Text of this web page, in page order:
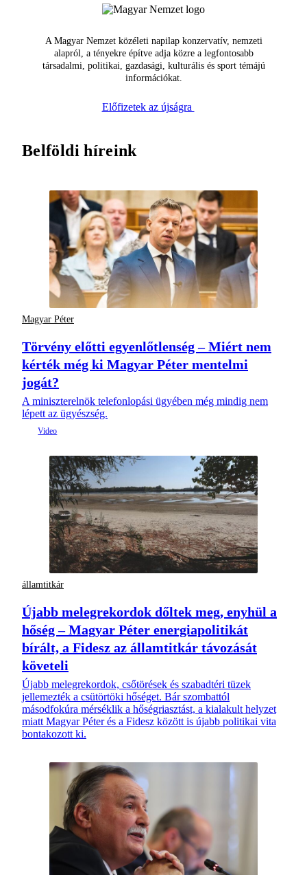
A Magyar Nemzet közéleti napilap konzervatív, nemzeti
alapról, a tényekre építve adja közre a legfontosabb
társadalmi, politikai, gazdasági, kulturális és sport témájú
információkat.
Előfizetek az újságra
Belföldi híreink
Magyar Péter
Törvény előtti egyenlőtlenség – Miért nem
kérték még ki Magyar Péter mentelmi
jogát?
A miniszterelnök telefonlopási ügyében még mindig nem
lépett az ügyészség.
államtitkár
Újabb melegrekordok dőltek meg, enyhül a
hőség – Magyar Péter energiapolitikát
bírált, a Fidesz az államtitkár távozását
követeli
Újabb melegrekordok, csőtörések és szabadtéri tüzek
jellemezték a csütörtöki hőséget. Bár szombattól
másodfokúra mérséklik a hőségriasztást, a kialakult helyzet
miatt Magyar Péter és a Fidesz között is újabb politikai vita
bontakozott ki.